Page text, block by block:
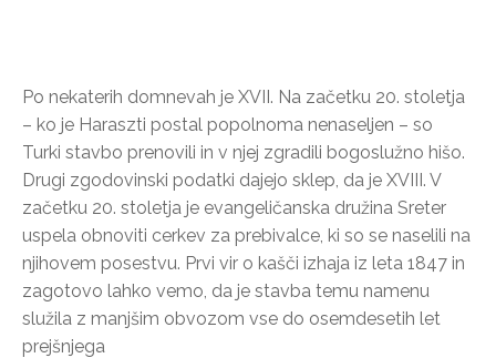
Po nekaterih domnevah je XVII. Na začetku 20. stoletja
– ko je Haraszti postal popolnoma nenaseljen – so
Turki stavbo prenovili in v njej zgradili bogoslužno hišo.
Drugi zgodovinski podatki dajejo sklep, da je XVIII. V
začetku 20. stoletja je evangeličanska družina Sreter
uspela obnoviti cerkev za prebivalce, ki so se naselili na
njihovem posestvu. Prvi vir o kašči izhaja iz leta 1847 in
zagotovo lahko vemo, da je stavba temu namenu
služila z manjšim obvozom vse do osemdesetih let
prejšnjega